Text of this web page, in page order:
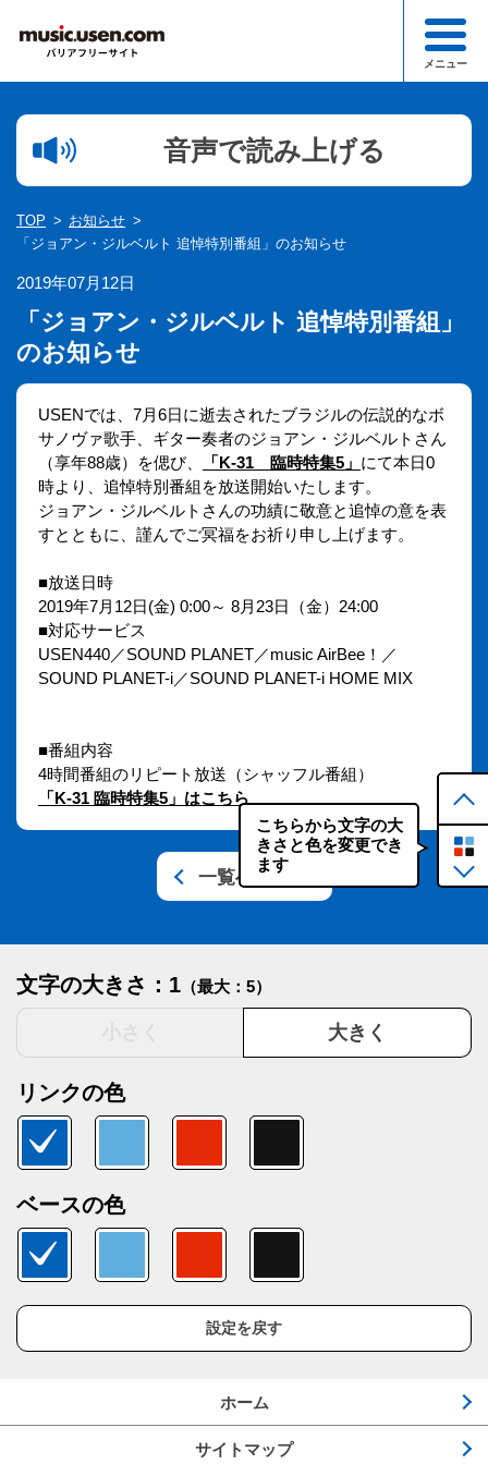
メニュー
検索
1文字以下での検索はできません。
ジャンル一覧
このサイトについて
音声で読み上げる
TOP
お知らせ
「ジョアン・ジルベルト 追悼特別番組」のお知らせ
2019年07月12日
「ジョアン・ジルベルト 追悼特別番組」
のお知らせ
USENでは、7月6日に逝去されたブラジルの伝説的なボ
サノヴァ歌手、ギター奏者のジョアン・ジルベルトさん
（享年88歳）を偲び、
「K-31 臨時特集5」 にて本日0
時より、追悼特別番組を放送開始いたします。
ジョアン・ジルベルトさんの功績に敬意と追悼の意を表
すとともに、謹んでご冥福をお祈り申し上げます。
■放送日時
2019年7月12日(金) 0:00～ 8月23日（金）24:00
■対応サービス
USEN440／SOUND PLANET／music AirBee！／
SOUND PLANET-i／SOUND PLANET-i HOME MIX
■番組内容
4時間番組のリピート放送（シャッフル番組）
「K-31 臨時特集5」はこちら
一覧へ戻る
文字の大きさ：1 （最大：5）
大きく
リンクの色
ベースの色
設定を戻す
ホーム
サイトマップ
こちらから文字の大
きさと色を変更でき
ます